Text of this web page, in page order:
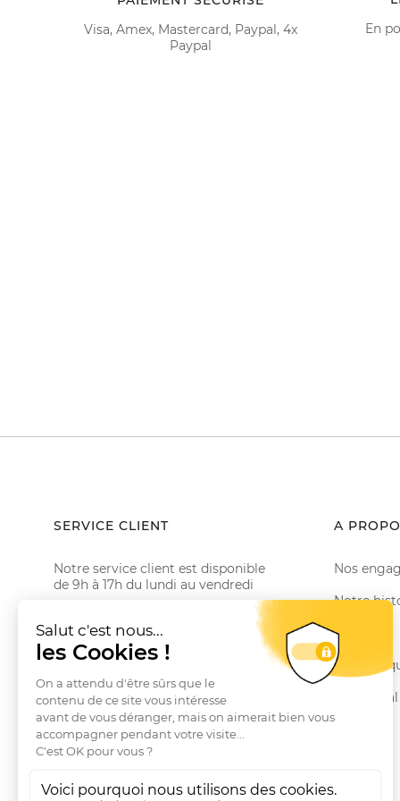
Visa, Amex, Mastercard, Paypal, 4x
Paypal
En
SERVICE CLIENT
Notre service client est disponible
de 9h à 17h du lundi au vendredi
Email serviceclient@manbow.fr
Téléphone01 78 35 10 20
Conditions générales des promotions
Conditions générales de vente
Questions fréquentes
Livraisons et Retours
RGPD
A
Nos
Notre
Le Club
Nos
Le Journal